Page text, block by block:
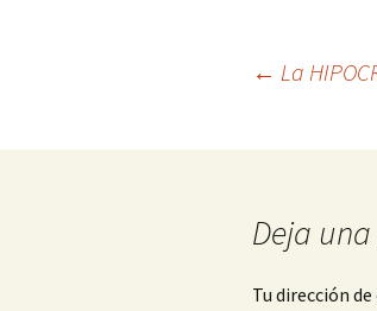
← La
Deja
Tu dirección